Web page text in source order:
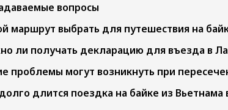
вопросы
маршрут выбрать для путешествия на
ли получать декларацию для въезда в
проблемы могут возникнуть при
длится поездка на байке из Вьетнама